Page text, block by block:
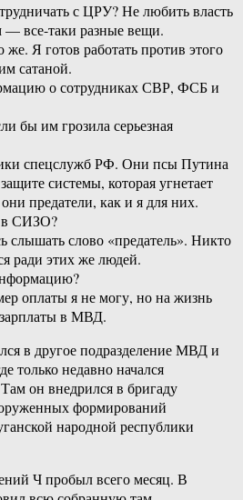
с ЦРУ? Не любить власть
все-таки разные вещи.
Я готов работать против этого
сатаной.
о сотрудниках СВР, ФСБ и
бы им грозила серьезная
спецслужб РФ. Они псы Путина
системы, которая угнетает
предатели, как и я для них.
в СИЗО?
слышать слово «предатель». Никто
ради этих же людей.
оплаты я не могу, но на жизнь
зарплаты в МВД.
в другое подразделение МВД и
только недавно начался
он внедрился в бригаду
формирований
народной республики
Ч пробыл всего месяц. В